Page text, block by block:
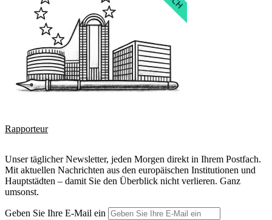
Rapporteur
Unser täglicher Newsletter, jeden Morgen direkt in Ihrem Postfach.
Mit aktuellen Nachrichten aus den europäischen Institutionen und
Hauptstädten – damit Sie den Überblick nicht verlieren. Ganz
umsonst.
Geben Sie Ihre E-Mail ein